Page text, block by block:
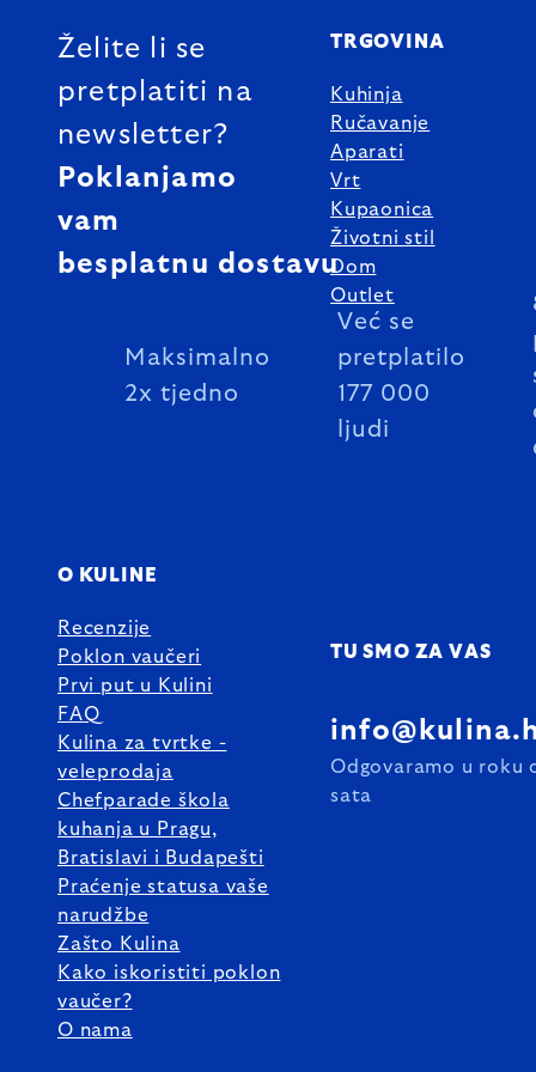
Želite li se
pretplatiti na
newsletter?
Poklanjamo
vam
besplatnu dostavu
Maksimalno
2x tjedno
Već se
pretplatilo
177 000
ljudi
TRGOVINA
Kuhinja
Ručavanje
Aparati
Vrt
Kupaonica
Životni stil
Dom
Outlet
O KULINE
Recenzije
Poklon vaučeri
Prvi put u Kulini
FAQ
Kulina za tvrtke -
veleprodaja
Chefparade škola
kuhanja u Pragu,
Bratislavi i Budapešti
Praćenje statusa vaše
narudžbe
Zašto Kulina
Kako iskoristiti poklon
vaučer?
O nama
TU SMO ZA VAS
Odgovaramo u roku
sata